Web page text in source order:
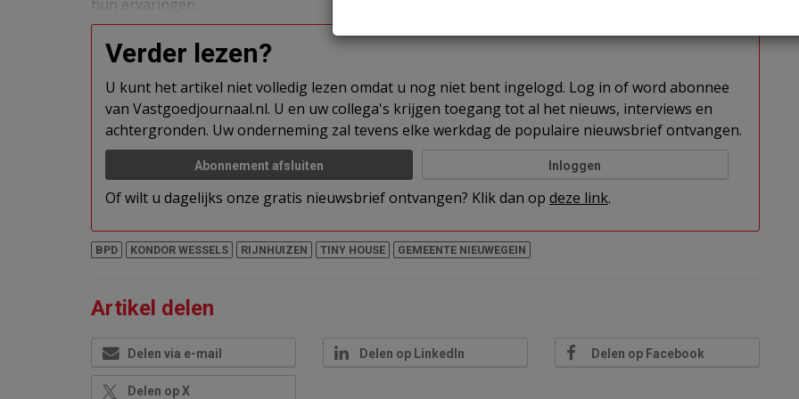
hun ervaringen.
Verder lezen?
U kunt het artikel niet volledig lezen omdat u nog niet bent ingelogd. Log in of word abonnee
van Vastgoedjournaal.nl. U en uw collega's krijgen toegang tot al het nieuws, interviews en
achtergronden. Uw onderneming zal tevens elke werkdag de populaire nieuwsbrief ontvangen.
Abonnement afsluiten Inloggen
Of wilt u dagelijks onze gratis nieuwsbrief ontvangen? Klik dan op deze link.
BPD KONDOR WESSELS RIJNHUIZEN TINY HOUSE GEMEENTE NIEUWEGEIN
Artikel delen
Delen via e-mail Delen op LinkedIn Delen op Facebook
Delen op X